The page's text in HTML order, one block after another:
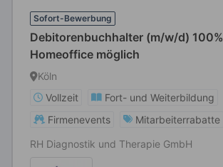
Sofort-Bewerbung
Debitorenbuchhalter (m/w/d) 100%
Homeoffice möglich
Köln
Vollzeit
Fort- und Weiterbildung
Firmenevents
Mitarbeiterrabatte
RH Diagnostik und Therapie GmbH